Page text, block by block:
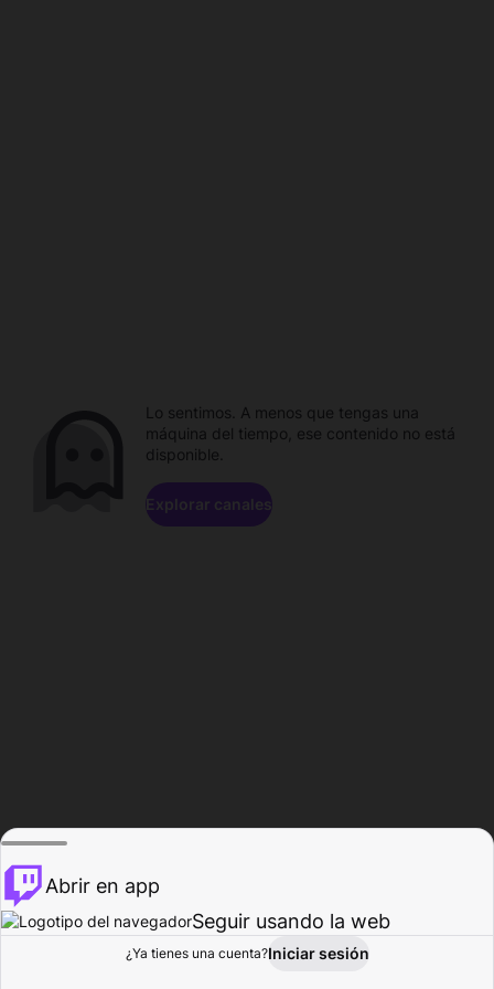
Explorar Actividad
Lo sentimos. A menos que tengas una
máquina del tiempo, ese contenido no está
disponible.
Explorar canales
Abrir en app
Seguir usando la web
¿Ya tienes una cuenta?Iniciar sesión